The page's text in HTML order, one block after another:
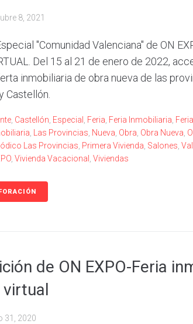
8, 2021
"Comunidad Valenciana" de ON
Del 15 al 21 de enero de 2022,
inmobiliaria de obra nueva de las
Castellón.
, Castellón, Especial , Feria, Feria Inmobiliaria,
, Las Provincias, Nueva, Obra, Obra Nueva,
Las Provincias, Primera Vivienda, Salones,
, Vivienda Vacacional , Viviendas
de ON EXPO-Feria
31, 2020